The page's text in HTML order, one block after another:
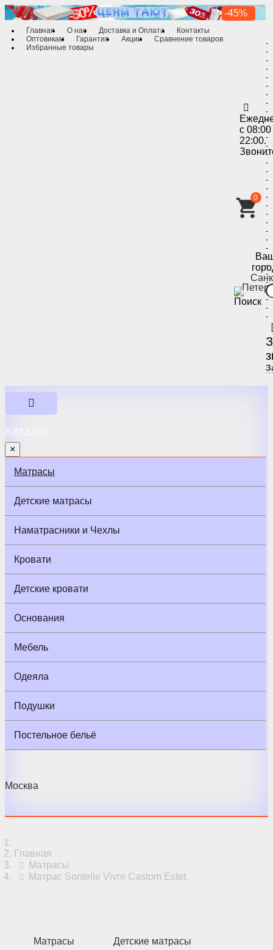
Главная О нас Доставка и Оплата
Контакты
Оптовикам
Гарантия Акции
Сравнение товаров
Избранные товары
с
22:00.
-
-
-
-
-
-
-
-
-
-
-
-
-
-
-
-
-
-
-
-
-
-
-
-
-
-
-
-
-
-
-
-
-
0
Каталог
×
Матрасы
Детские матрасы
Наматрасники и Чехлы
Кровати
Детские кровати
Основания
Мебель
Одеяла
Подушки
Постельное бельё
Москва
Главная
Матрасы
Матрас Sontelle Vivre Castom Estet
Матрасы Детские матрасы
-45%